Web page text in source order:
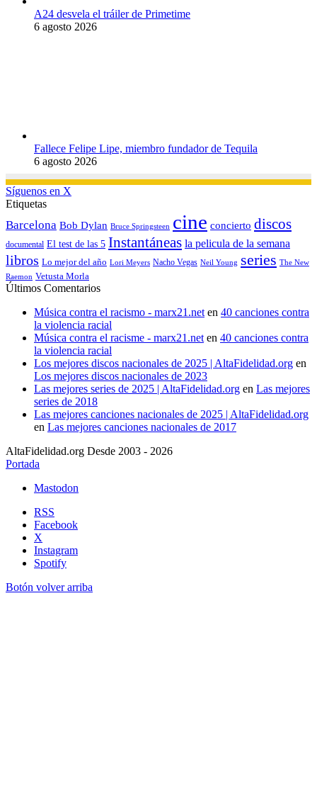
A24 desvela el tráiler de Primetime
6 agosto 2026
Fallece Felipe Lipe, miembro fundador de Tequila
6 agosto 2026
Síguenos en X
Etiquetas
Barcelona Bob Dylan Bruce Springsteen cine concierto discos
documental El test de las 5 Instantáneas la pelicula de la semana
libros Lo mejor del año Lori Meyers Nacho Vegas Neil Young series The New
Raemon Vetusta Morla
Últimos Comentarios
Música contra el racismo - marx21.net en 40 canciones contra
la violencia racial
Música contra el racisme - marx21.net en 40 canciones contra
la violencia racial
Los mejores discos nacionales de 2025 | AltaFidelidad.org en
Los mejores discos nacionales de 2023
Las mejores series de 2025 | AltaFidelidad.org en Las mejores
series de 2018
Las mejores canciones nacionales de 2025 | AltaFidelidad.org
en Las mejores canciones nacionales de 2017
AltaFidelidad.org Desde 2003 - 2026
Portada
Mastodon
RSS
Facebook
X
Instagram
Spotify
Botón volver arriba